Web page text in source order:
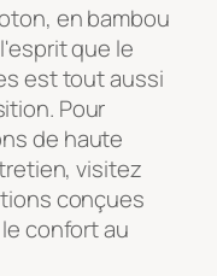
en bambou
que le
est tout aussi
Pour
de haute
visitez
conçues
confort au